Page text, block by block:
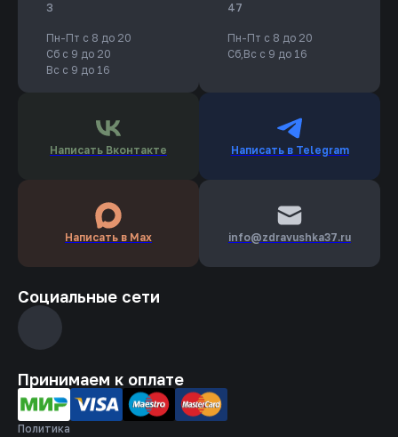
3
Пн-Пт с 8 до 20
Сб с 9 до 20
Вс с 9 до 16
47
Пн-Пт с 8 до 20
Сб,Вс с 9 до 16
Написать Вконтакте Написать в Telegram
Написать в Max info­@zdravushka37.ru
Социальные сети
Принимаем к оплате
Политика